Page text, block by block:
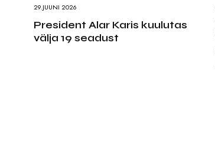
29.JUUNI 2026
President Alar Karis kuulutas
välja 19 seadust